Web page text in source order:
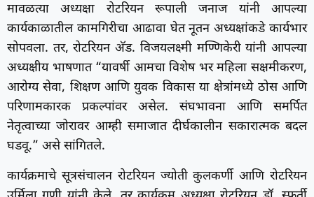
मावळत्या अध्यक्षा रोटरियन रूपाली जनाज यांनी आपल्या
कार्यकाळातील कामगिरीचा आढावा घेत नूतन अध्यक्षांकडे कार्यभार
सोपवला. तर, रोटरियन अ‍ॅड. विजयलक्ष्मी मण्णिकेरी यांनी आपल्या
अध्यक्षीय भाषणात “यावर्षी आमचा विशेष भर महिला सक्षमीकरण,
आरोग्य सेवा, शिक्षण आणि युवक विकास या क्षेत्रांमध्ये ठोस आणि
परिणामकारक प्रकल्पांवर असेल. संघभावना आणि समर्पित
नेतृत्वाच्या जोरावर आम्ही समाजात दीर्घकालीन सकारात्मक बदल
घडवू.” असे सांगितले.
कार्यक्रमाचे सूत्रसंचालन रोटरियन ज्योती कुलकर्णी आणि रोटरियन